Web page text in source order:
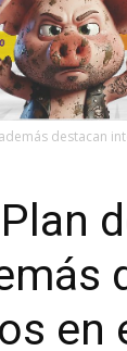
destacan
en